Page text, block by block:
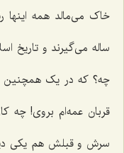
خاک می‌مالد همه اینها
ساله می‌گیرند و تاریخ
چه؟ که در یک همچنین
قربان عمه‌ام بروی! چه
سرش و قبلش هم یکی